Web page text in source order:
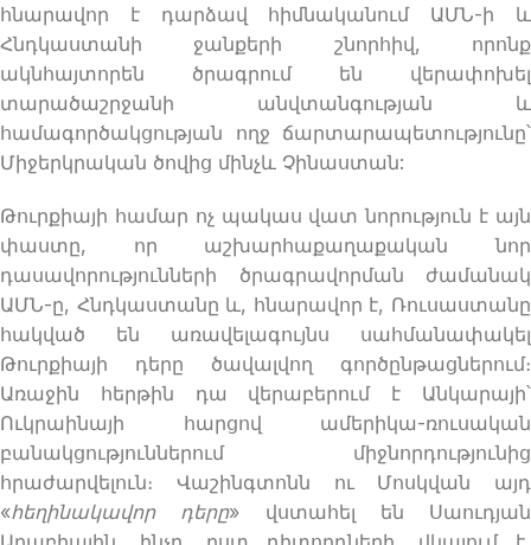
հնարավոր է դարձավ հիմնականում ԱՄՆ-ի և
Հնդկաստանի ջանքերի շնորհիվ, որոնք
ակնհայտորեն ծրագրում են վերափոխել
տարածաշրջանի անվտանգության և
համագործակցության ողջ ճարտարապետությունը՝
Միջերկրական ծովից մինչև Չինաստան:
Թուրքիայի համար ոչ պակաս վատ նորություն է այն
փաստը, որ աշխարհաքաղաքական նոր
դասավորությունների ծրագրավորման ժամանակ
ԱՄՆ-ը, Հնդկաստանը և, հնարավոր է, Ռուսաստանը
հակված են առավելագույնս սահմանափակել
Թուրքիայի դերը ծավալվող գործընթացներում։
Առաջին հերթին դա վերաբերում է Անկարայի՝
Ուկրաինայի հարցով ամերիկա-ռուսական
բանակցություններում միջնորդությունից
հրաժարվելուն։ Վաշինգտոնն ու Մոսկվան այդ
«հեղինակավոր դերը» վստահել են Սաուդյան